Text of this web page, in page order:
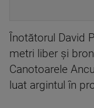
Înotătorul David
metri liber și
Canotoarele
luat argintul în